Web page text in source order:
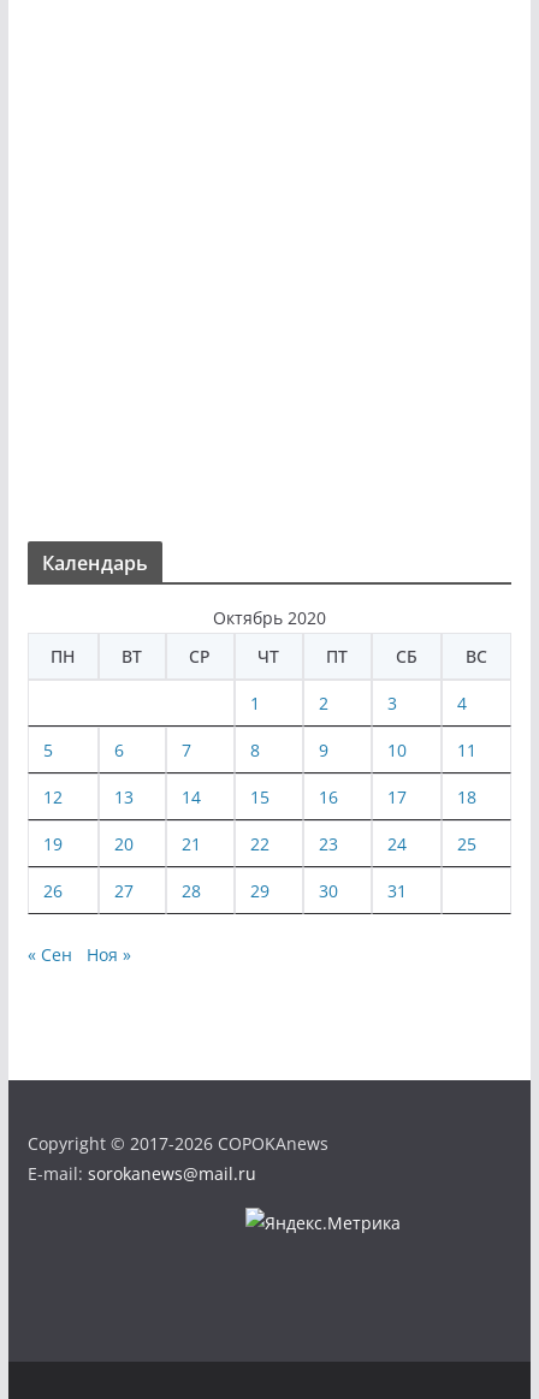
Календарь
Октябрь 2020
ПН
ВТ СР ЧТ ПТ СБ ВС
1 2 3 4
5 6 7 8 9 10 11
12 13 14 15 16 17 18
19 20 21 22 23 24 25
26 27 28 29 30 31
« Сен Ноя »
Copyright © 2017-2026 COPOKAnews
E-mail: sorokanews@mail.ru